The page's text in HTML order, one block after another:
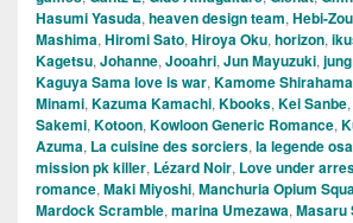
Hasumi Yasuda, heaven design team, Hebi-Zou
Mashima, Hiromi Sato, Hiroya Oku, horizon,
Kagetsu, Johanne, Jooahri, Jun Mayuzuki,
Kaguya Sama love is war, Kamome Shirahama
Minami, Kazuma Kamachi, Kbooks, Kei Sanbe,
Sakemi, Kotoon, Kowloon Generic Romance,
Azuma, La cuisine des sorciers, la legende
mission pk killer, Lézard Noir, Love under
romance, Maki Miyoshi, Manchuria Opium
Mardock Scramble, marina Umezawa, Masaru